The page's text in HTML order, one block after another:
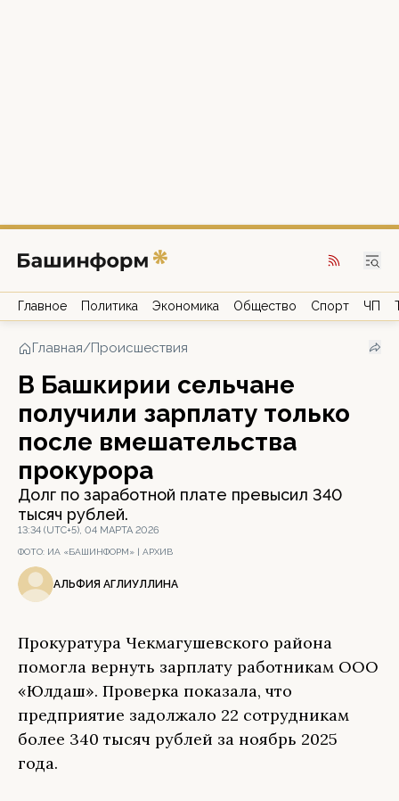
Главное Политика Экономика Общество Спорт ЧП
Главная/Происшествия
В Башкирии сельчане
получили зарплату только
после вмешательства
прокурора
Долг по заработной плате превысил 340
тысяч рублей.
13:34 (UTC+5), 04 МАРТА 2026
ФОТО: ИА «БАШИНФОРМ» | АРХИВ
АЛЬФИЯ АГЛИУЛЛИНА
Прокуратура Чекмагушевского района
помогла вернуть зарплату работникам ООО
«Юлдаш». Проверка показала, что
предприятие задолжало 22 сотрудникам
более 340 тысяч рублей за ноябрь 2025
года.